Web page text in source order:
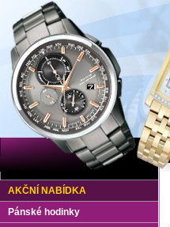
AKČNÍ NABÍDKA
Pánské hodinky